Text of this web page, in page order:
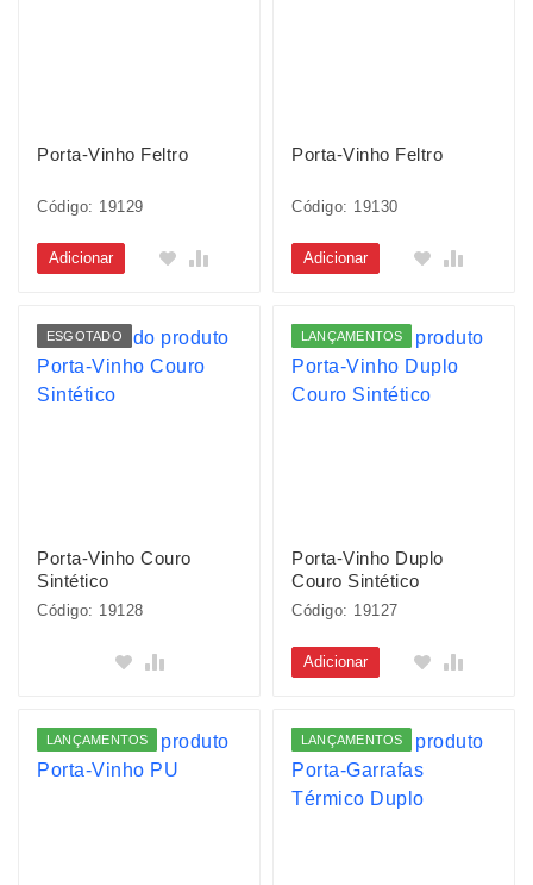
Porta-Vinho Feltro
Código: 19129
Adicionar
Porta-Vinho Feltro
Código: 19130
Adicionar
ESGOTADO
Porta-Vinho Couro
Sintético
Código: 19128
LANÇAMENTOS
Porta-Vinho Duplo
Couro Sintético
Código: 19127
Adicionar
LANÇAMENTOS LANÇAMENTOS